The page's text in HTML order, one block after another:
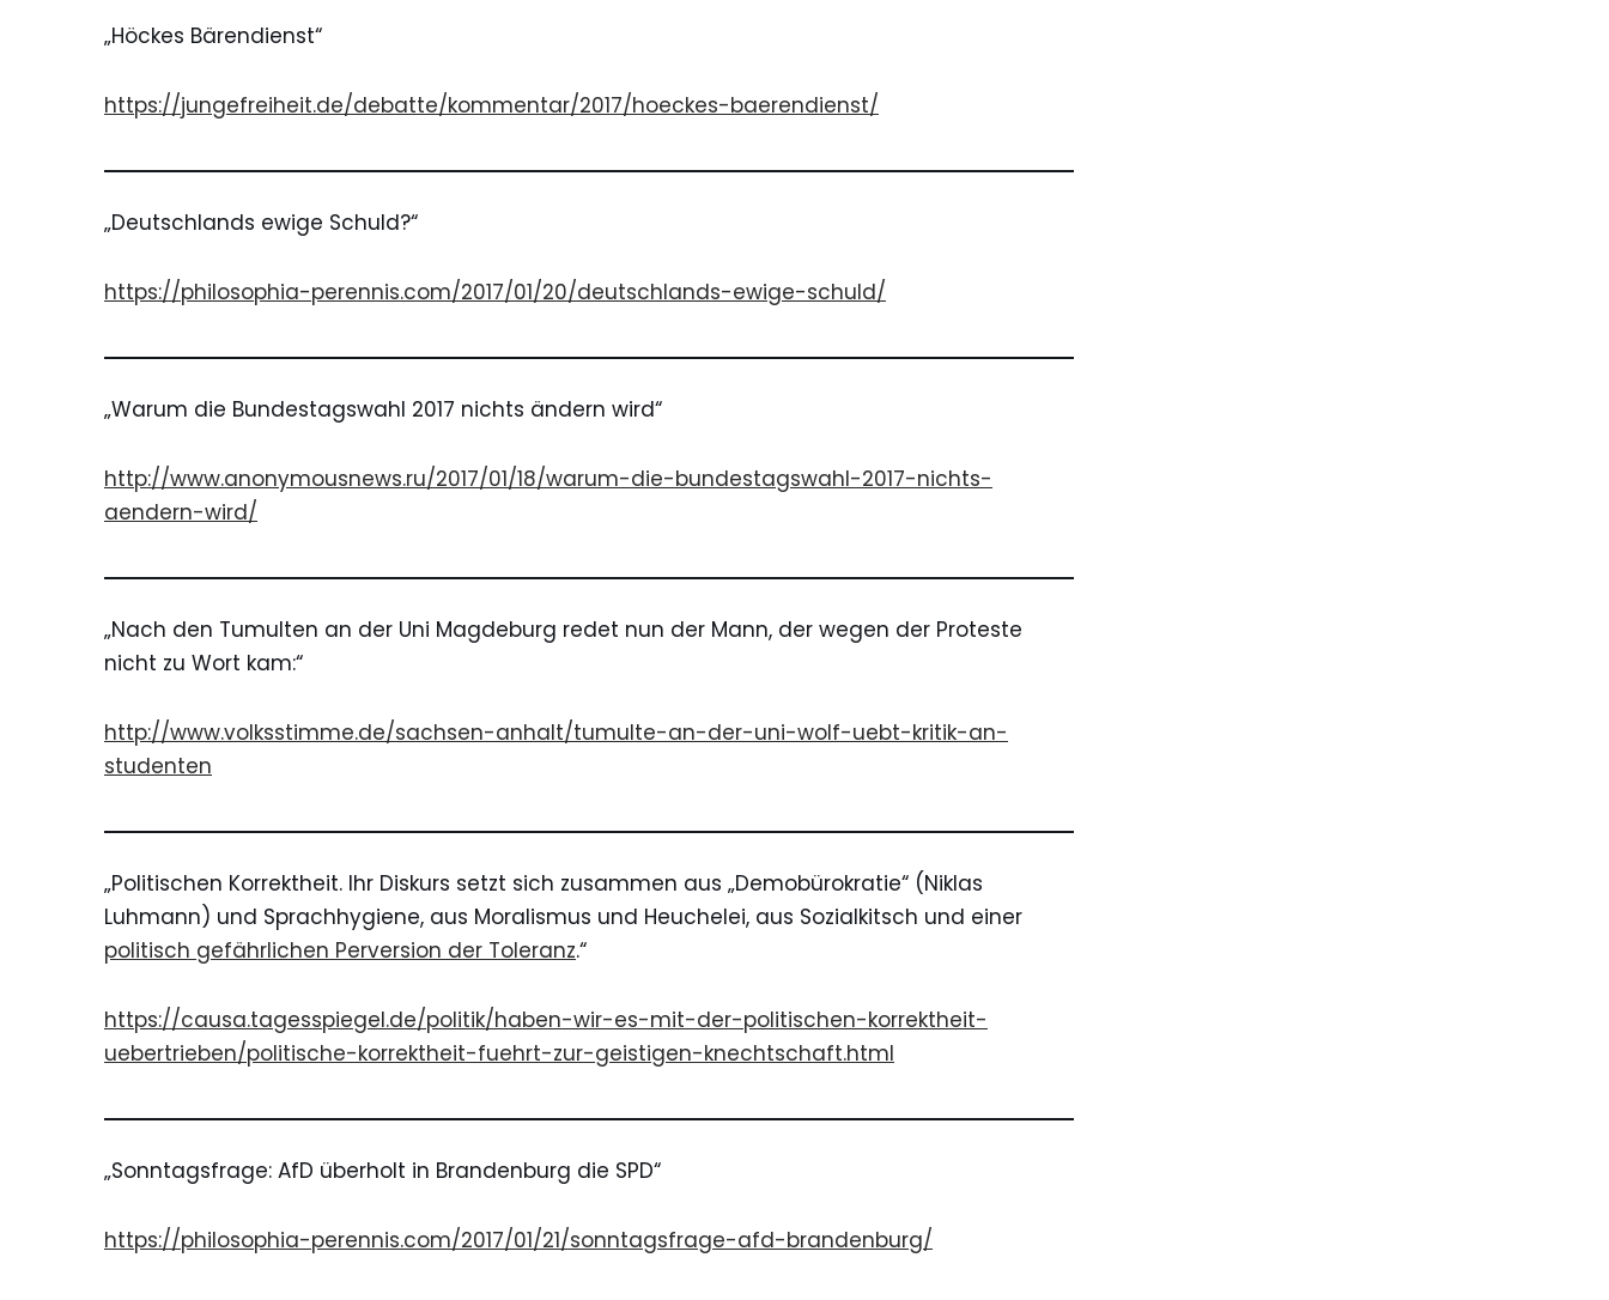
„Höckes Bärendienst“
https://jungefreiheit.de/debatte/kommentar/2017/hoeckes-baerendienst/
„Deutschlands ewige Schuld?“
https://philosophia-perennis.com/2017/01/20/deutschlands-ewige-schuld/
„Warum die Bundestagswahl 2017 nichts ändern wird“
http://www.anonymousnews.ru/2017/01/18/warum-die-bundestagswahl-2017-nichts-
aendern-wird/
„Nach den Tumulten an der Uni Magdeburg redet nun der Mann, der wegen der Proteste
nicht zu Wort kam:“
http://www.volksstimme.de/sachsen-anhalt/tumulte-an-der-uni-wolf-uebt-kritik-an-
studenten
„Politischen Korrektheit. Ihr Diskurs setzt sich zusammen aus „Demobürokratie“ (Niklas
Luhmann) und Sprachhygiene, aus Moralismus und Heuchelei, aus Sozialkitsch und einer
politisch gefährlichen Perversion der Toleranz.“
https://causa.tagesspiegel.de/politik/haben-wir-es-mit-der-politischen-korrektheit-
uebertrieben/politische-korrektheit-fuehrt-zur-geistigen-knechtschaft.html
„Sonntagsfrage: AfD überholt in Brandenburg die SPD“
https://philosophia-perennis.com/2017/01/21/sonntagsfrage-afd-brandenburg/